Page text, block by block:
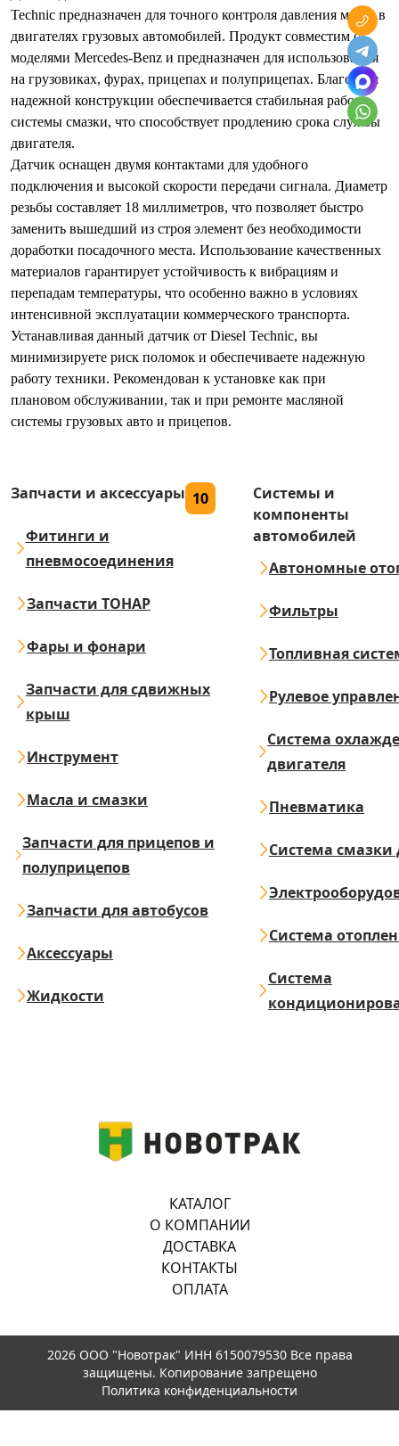
Technic предназначен для точного контроля давления масла в
двигателях грузовых автомобилей. Продукт совместим с
моделями Mercedes-Benz и предназначен для использования
на грузовиках, фурах, прицепах и полуприцепах. Благодаря
надежной конструкции обеспечивается стабильная работа
системы смазки, что способствует продлению срока службы
двигателя.
Датчик оснащен двумя контактами для удобного
подключения и высокой скорости передачи сигнала. Диаметр
резьбы составляет 18 миллиметров, что позволяет быстро
заменить вышедший из строя элемент без необходимости
доработки посадочного места. Использование качественных
материалов гарантирует устойчивость к вибрациям и
перепадам температуры, что особенно важно в условиях
интенсивной эксплуатации коммерческого транспорта.
Устанавливая данный датчик от Diesel Technic, вы
минимизируете риск поломок и обеспечиваете надежную
работу техники. Рекомендован к установке как при
плановом обслуживании, так и при ремонте масляной
системы грузовых авто и прицепов.
Запчасти и аксессуары 10
Фитинги и
пневмосоединения
Запчасти ТОНАР
Фары и фонари
Запчасти для сдвижных
крыш
Инструмент
Масла и смазки
Запчасти для прицепов и
полуприцепов
Запчасти для автобусов
Аксессуары
Жидкости
Системы и
компоненты
автомобилей
Автономные
Фильтры
Топливная
Рулевое
Система
двигателя
Пневматика
Система смазки
Система
Система
КАТАЛОГ
О КОМПАНИИ
ДОСТАВКА
КОНТАКТЫ
ОПЛАТА
2026 ООО "Новотрак" ИНН 6150079530 Все права
защищены. Копирование запрещено
Политика конфиденциальности